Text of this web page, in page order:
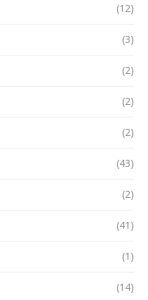
(12)
(3)
(2)
(2)
(2)
(43)
(2)
(41)
(1)
(14)